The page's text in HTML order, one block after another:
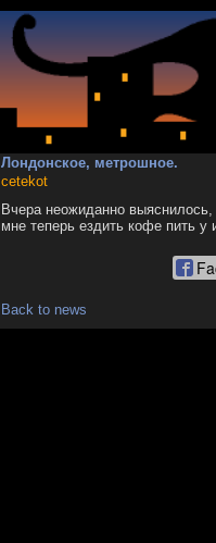
Лондонское, метрошное.
cetekot
Вчера неожиданно
мне теперь ездить кофе пить у
Back to news